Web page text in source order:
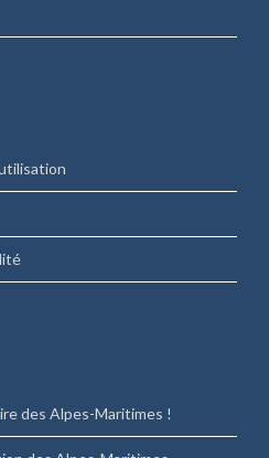
des Alpes-Maritimes !